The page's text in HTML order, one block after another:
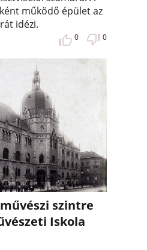
működő épület az
idézi.
0 0
szintre
Iskola